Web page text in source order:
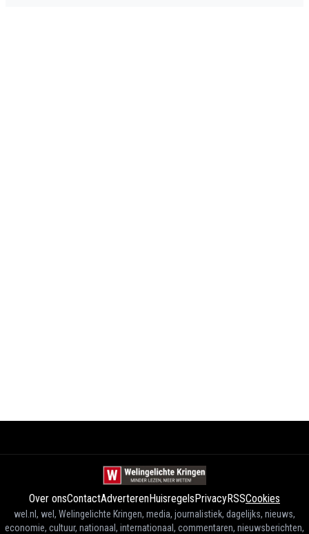
Over onsContactAdverterenHuisregelsPrivacyRSSCookies
wel.nl, wel, Welingelichte Kringen, media, journalistiek, dagelijks, nieuws,
economie, cultuur, nationaal, internationaal, commentaren, nieuwsberichten,